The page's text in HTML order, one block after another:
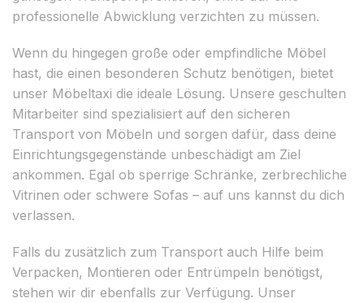
professionelle Abwicklung verzichten zu müssen.
Wenn du hingegen große oder empfindliche Möbel
hast, die einen besonderen Schutz benötigen, bietet
unser Möbeltaxi die ideale Lösung. Unsere geschulten
Mitarbeiter sind spezialisiert auf den sicheren
Transport von Möbeln und sorgen dafür, dass deine
Einrichtungsgegenstände unbeschädigt am Ziel
ankommen. Egal ob sperrige Schränke, zerbrechliche
Vitrinen oder schwere Sofas – auf uns kannst du dich
verlassen.
Falls du zusätzlich zum Transport auch Hilfe beim
Verpacken, Montieren oder Entrümpeln benötigst,
stehen wir dir ebenfalls zur Verfügung. Unser